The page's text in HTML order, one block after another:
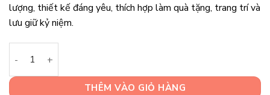
lượng, thiết kế đáng yêu, thích hợp làm quà tặng, trang trí và
lưu giữ kỷ niệm.
THÊM VÀO GIỎ HÀNG